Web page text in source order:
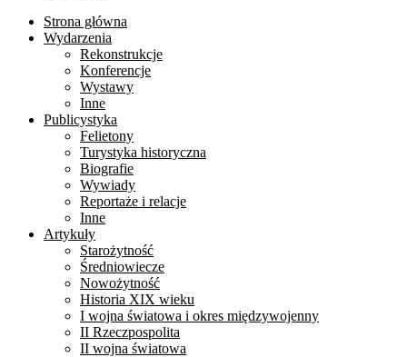
Strona główna
Wydarzenia
Rekonstrukcje
Konferencje
Wystawy
Inne
Publicystyka
Felietony
Turystyka historyczna
Biografie
Wywiady
Reportaże i relacje
Inne
Artykuły
Starożytność
Średniowiecze
Nowożytność
Historia XIX wieku
I wojna światowa i okres międzywojenny
II Rzeczpospolita
II wojna światowa